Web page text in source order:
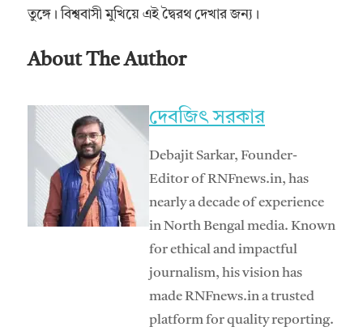
তুঙ্গে। বিশ্ববাসী মুখিয়ে এই দ্বৈরথ দেখার জন্য।
About The Author
দেবজিৎ সরকার
Debajit Sarkar, Founder-
Editor of RNFnews.in, has
nearly a decade of experience
in North Bengal media. Known
for ethical and impactful
journalism, his vision has
made RNFnews.in a trusted
platform for quality reporting.